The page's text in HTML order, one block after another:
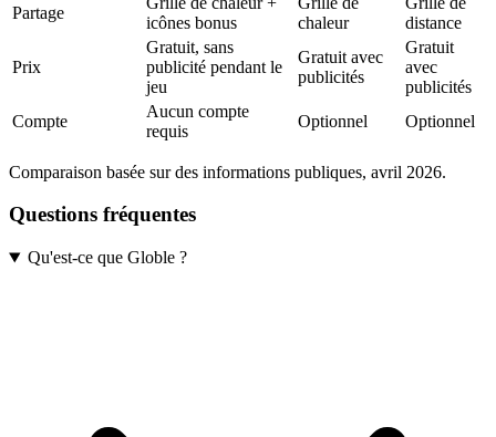
Partage
icônes bonus
chaleur
distance
Prix
Gratuit, sans
publicité pendant le
jeu
Gratuit avec
publicités
Gratuit
avec
publicités
Compte
Aucun compte
requis
Optionnel Optionnel
Comparaison basée sur des informations publiques, avril 2026.
Questions fréquentes
Qu'est-ce que Globle ?